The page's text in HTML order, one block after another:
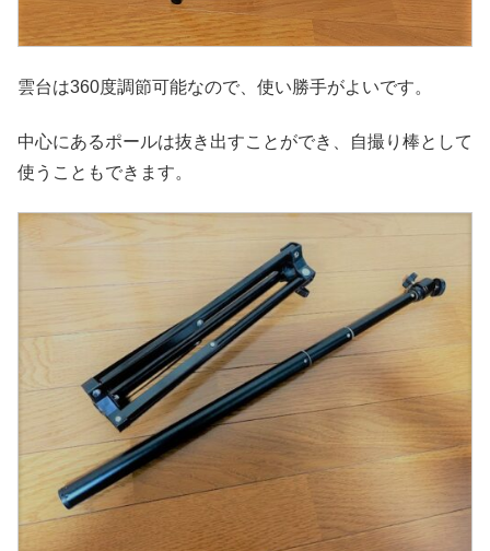
雲台は360度調節可能なので、使い勝手がよいです。
中心にあるポールは抜き出すことができ、自撮り棒として
使うこともできます。